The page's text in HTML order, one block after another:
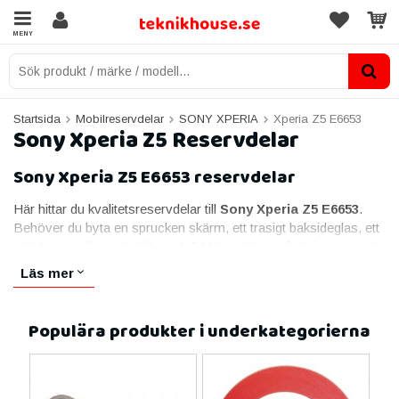
MENY
Startsida Mobilreservdelar SONY XPERIA Xperia Z5 E6653
Sony Xperia Z5 Reservdelar
Sony Xperia Z5 E6653 reservdelar
Här hittar du kvalitetsreservdelar till Sony Xperia Z5 E6653.
Behöver du byta en sprucken skärm, ett trasigt baksideglas, ett
Xperia Z5 E6653 och skickas med snabb leverans och
Skärmar till Sony Xperia Z5 E6653
E6653 erbjuder vi skärm i originalkvalitet med skarp bild och
Läs mer
Populära produkter i underkategorierna